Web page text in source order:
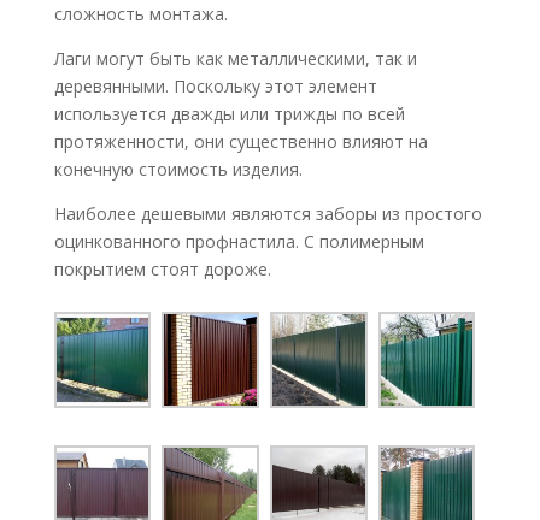
сложность монтажа.
Лаги могут быть как металлическими, так и
деревянными. Поскольку этот элемент
используется дважды или трижды по всей
протяженности, они существенно влияют на
конечную стоимость изделия.
Наиболее дешевыми являются заборы из простого
оцинкованного профнастила. С полимерным
покрытием стоят дороже.